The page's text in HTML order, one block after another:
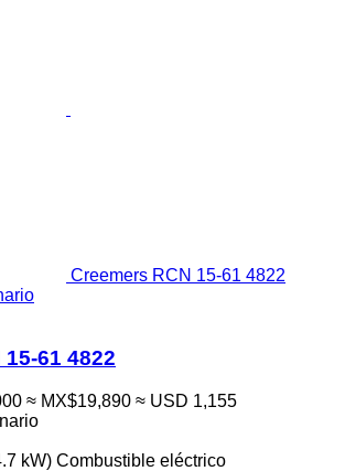
Creemers RCN 15-61 4822
61 4822
≈ MX$19,890 ≈ USD 1,155
kW) Combustible eléctrico